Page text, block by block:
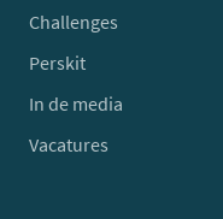
Challenges
Perskit
In de media
Vacatures